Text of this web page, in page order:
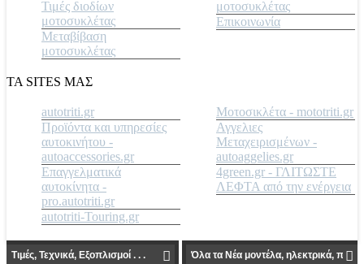
Τιμές διοδίων
μοτοσυκλέτας
Μεταβίβαση
μοτοσυκλέτας
μοτοσυκλέτας
Επικοινωνία
ΤΑ SITES ΜΑΣ
autotriti.gr
Προϊόντα και υπηρεσίες
αυτοκινήτου -
autoaccessories.gr
Επαγγελματικά
αυτοκίνητα -
pro.autotriti.gr
autotriti-Touring.gr
Μοτοσικλέτα - mototriti.gr
Αγγελιες
Μεταχειρισμένων -
autoaggelies.gr
4green.gr - ΓΛΙΤΩΣΤΕ
ΛΕΦΤΑ από την ενέργεια